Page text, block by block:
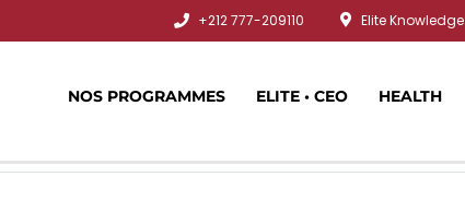
Elite Knowledge
+212 777-209110
NOS PROGRAMMES ELITE • CEO HEALTH